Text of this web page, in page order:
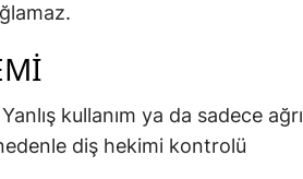
kullanım ya da sadece ağrı
diş hekimi kontrolü